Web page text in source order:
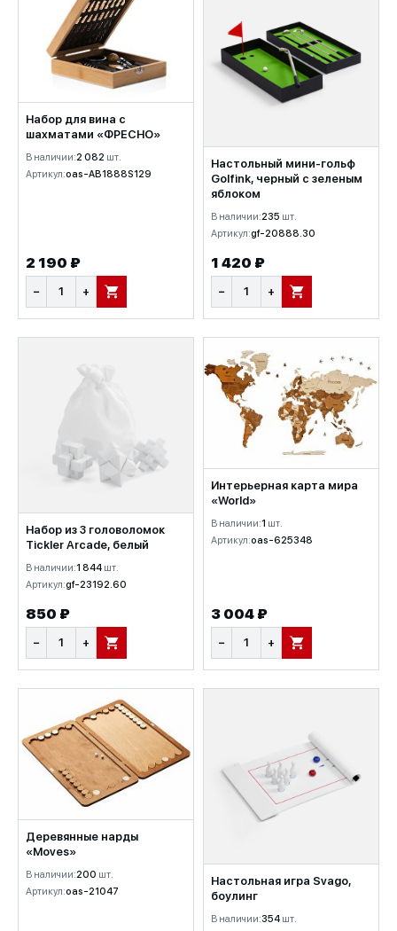
Набор для вина с
шахматами «ФРЕСНО»
В наличии:2 082 шт.
Артикул:oas-AB1888S129
2 190 ₽
− + В КОРЗИНУ
Настольный мини-гольф
Golfink, черный с зеленым
яблоком
В наличии:235 шт.
Артикул:gf-20888.30
1 420 ₽
− + В КОРЗИНУ
Набор из 3 головоломок
Tickler Arcade, белый
В наличии:1 844 шт.
Артикул:gf-23192.60
850 ₽
− + В КОРЗИНУ
Интерьерная карта мира
«World»
В наличии:1 шт.
Артикул:oas-625348
3 004 ₽
− + В КОРЗИНУ
Деревянные нарды
«Moves»
В наличии:200 шт.
Артикул:oas-21047
Настольная игра Svago,
боулинг
В наличии:354 шт.